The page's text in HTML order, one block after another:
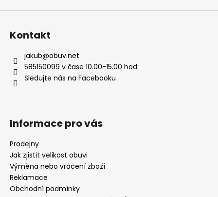
Kontakt
jakub@obuv.net
585150099 v čase 10.00-15.00 hod.
Sledujte nás na Facebooku
Informace pro vás
Prodejny
Jak zjistit velikost obuvi
Výměna nebo vrácení zboží
Reklamace
Obchodní podmínky